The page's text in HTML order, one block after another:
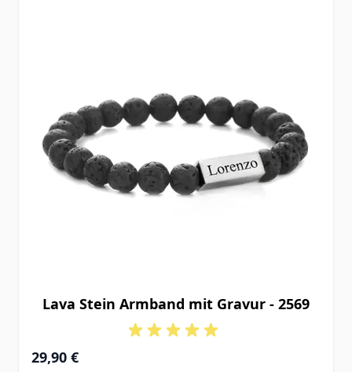
Lava Stein Armband mit Gravur - 2569
29,90 €